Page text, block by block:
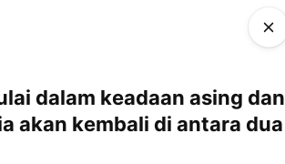
dalam keadaan asing dan
akan kembali di antara dua